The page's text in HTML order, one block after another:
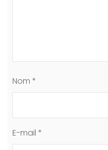
Nom *
E-mail *